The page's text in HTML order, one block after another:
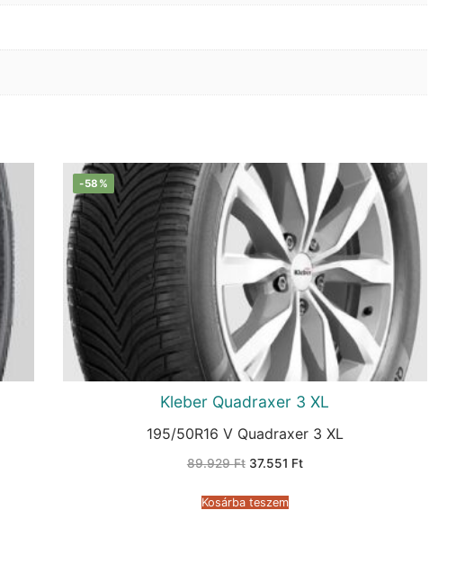
-58%
Kleber Quadraxer 3 XL
195/50R16 V Quadraxer 3 XL
89.929Ft Original
89.929 Ft.
37.551 FtCurrent
Kosárba teszem